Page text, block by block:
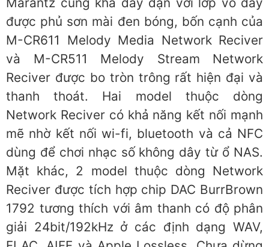
được phủ sơn mài đen bóng, bốn cạnh của
M-CR611 Melody Media Network Reciver
và M-CR511 Melody Stream Network
Reciver được bo tròn trông rất hiện đại và
thanh thoát. Hai model thuộc dòng
Network Reciver có khả năng kết nối mạnh
mẽ nhờ kết nối wi-fi, bluetooth và cả NFC
dùng để chơi nhạc số không dây từ ổ NAS.
Mặt khác, 2 model thuộc dòng Network
Reciver được tích hợp chip DAC BurrBrown
1792 tương thích với âm thanh có độ phân
giải 24bit/192kHz ở các định dạng WAV,